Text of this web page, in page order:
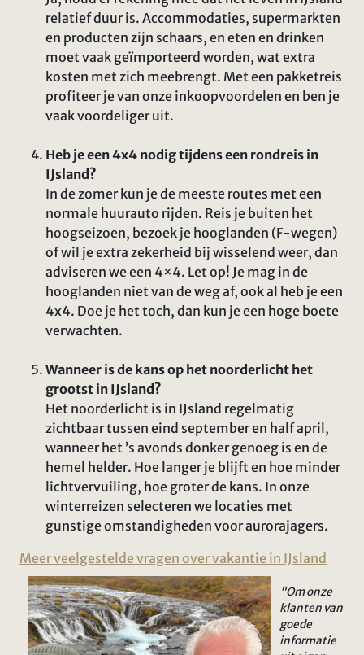
relatief duur is. Accommodaties, supermarkten
en producten zijn schaars, en eten en drinken
moet vaak geïmporteerd worden, wat extra
kosten met zich meebrengt. Met een pakketreis
profiteer je van onze inkoopvoordelen en ben je
vaak voordeliger uit.
Heb je een 4x4 nodig tijdens een rondreis in
IJsland?
In de zomer kun je de meeste routes met een
normale huurauto rijden. Reis je buiten het
hoogseizoen, bezoek je hooglanden (F-wegen)
of wil je extra zekerheid bij wisselend weer, dan
adviseren we een 4×4. Let op! Je mag in de
hooglanden niet van de weg af, ook al heb je een
4x4. Doe je het toch, dan kun je een hoge boete
verwachten.
Wanneer is de kans op het noorderlicht het
grootst in IJsland?
Het noorderlicht is in IJsland regelmatig
zichtbaar tussen eind september en half april,
wanneer het ’s avonds donker genoeg is en de
hemel helder. Hoe langer je blijft en hoe minder
lichtvervuiling, hoe groter de kans. In onze
winterreizen selecteren we locaties met
gunstige omstandigheden voor aurorajagers.
Meer veelgestelde vragen over vakantie in IJsland
"Om onze
klanten van
goede
informatie